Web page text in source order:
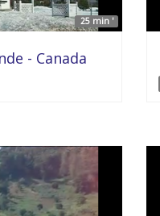
25 min '
- Canada